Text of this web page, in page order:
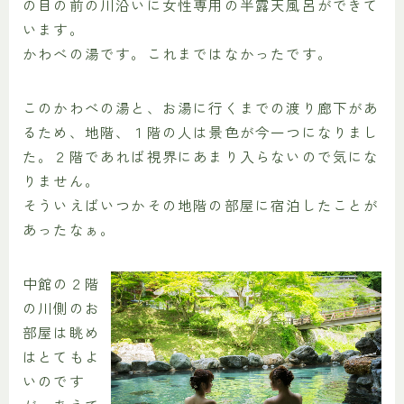
の目の前の川沿いに女性専用の半露天風呂ができて
います。
かわべの湯です。これまではなかったです。
このかわべの湯と、お湯に行くまでの渡り廊下があ
るため、地階、１階の人は景色が今一つになりまし
た。２階であれば視界にあまり入らないので気にな
りません。
そういえばいつかその地階の部屋に宿泊したことが
あったなぁ。
中館の２階
の川側のお
部屋は眺め
はとてもよ
いのです